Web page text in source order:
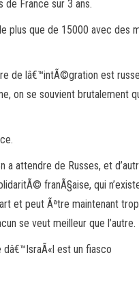
France sur 3 ans.
plus que de 15000 avec des
de lâ€™intÃ©gration est
on se souvient brutalement
a attendre de Russes, et
franÃ§aise, qui
et peut Ãªtre maintenant
se veut meilleur que l’autre.
dâ€™IsraÃ«l est un fiasco